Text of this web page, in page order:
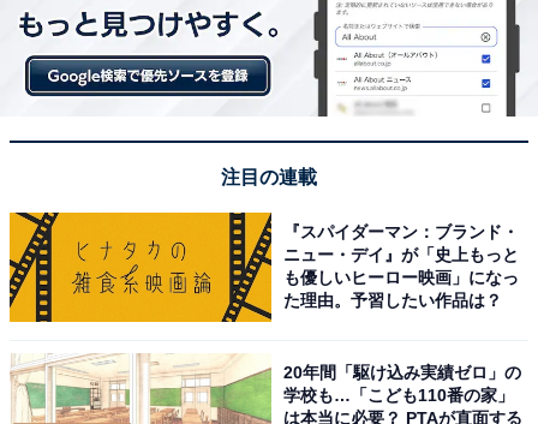
注目の連載
『スパイダーマン：ブランド・
ニュー・デイ』が「史上もっと
も優しいヒーロー映画」になっ
た理由。予習したい作品は？
20年間「駆け込み実績ゼロ」の
学校も…「こども110番の家」
は本当に必要？ PTAが直面する